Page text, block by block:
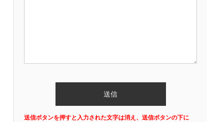
送信ボタンを押すと入力された文字は消え、送信ボタンの下に